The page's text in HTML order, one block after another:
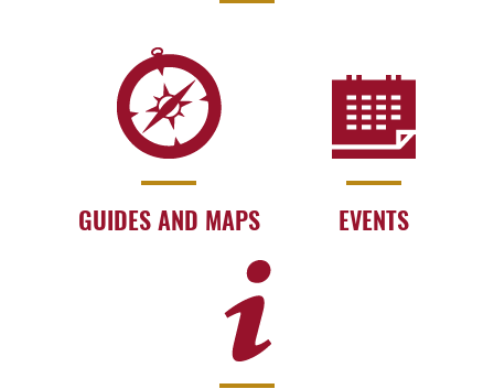
GUIDES AND MAPS EVENTS